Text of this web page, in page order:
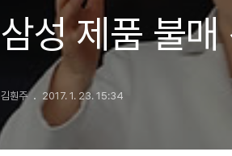
삼성 제품 불매
김훤주 2017. 1. 23. 15:34